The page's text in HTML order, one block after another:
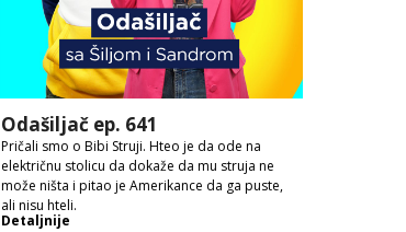
Odašiljač ep. 641
Pričali smo o Bibi Struji. Hteo je da ode na
električnu stolicu da dokaže da mu struja ne
može ništa i pitao je Amerikance da ga puste,
ali nisu hteli.
Detaljnije